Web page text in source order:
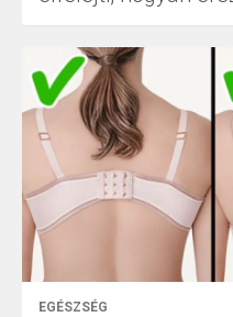
EGÉSZSÉG